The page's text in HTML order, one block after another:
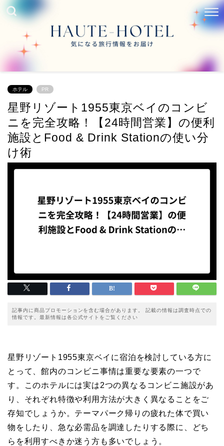
ホテル PR
星野リゾート1955東京ベイのコンビ
ニを完全攻略！【24時間営業】の便利
施設とFood & Drink Stationの使い分
け術
記事内に商品プロモーションを含む場合があります。 記載の情報は調査時点での
情報です。最新情報は各公式サイトをご覧ください
星野リゾート1955東京ベイに宿泊を検討している方に
とって、館内のコンビニ事情は重要な要素の一つで
す。このホテルには実は2つの異なるコンビニ施設があ
り、それぞれ特徴や利用方法が大きく異なることをご
存知でしょうか。テーマパーク帰りの疲れた体で買い
物をしたり、急な必需品を調達したりする際に、どち
らを利用すべきか迷う方も多いでしょう。